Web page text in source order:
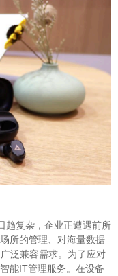
趋复杂，企业正遭遇前所
所的管理、对海量数据
泛兼容需求。为了应对
能IT管理服务。在设备